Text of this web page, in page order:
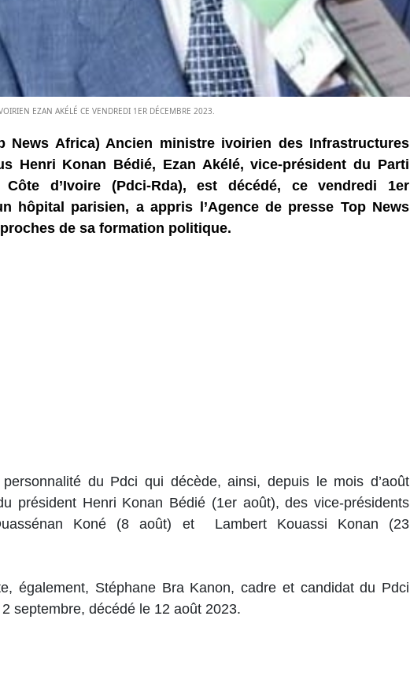
EZAN AKÉLÉ CE VENDREDI 1ER DÉCEMBRE 2023.
News Africa) Ancien ministre ivoirien des Infrastructures
Henri Konan Bédié, Ezan Akélé, vice-président du Parti
Côte d’Ivoire (Pdci-Rda), est décédé, ce vendredi 1er
hôpital parisien, a appris l’Agence de presse Top News
de sa formation politique.
personnalité du Pdci qui décède, ainsi, depuis le mois d’août
président Henri Konan Bédié (1er août), des vice-présidents
Koné (8 août) et Lambert Kouassi Konan (23
également, Stéphane Bra Kanon, cadre et candidat du Pdci
septembre, décédé le 12 août 2023.